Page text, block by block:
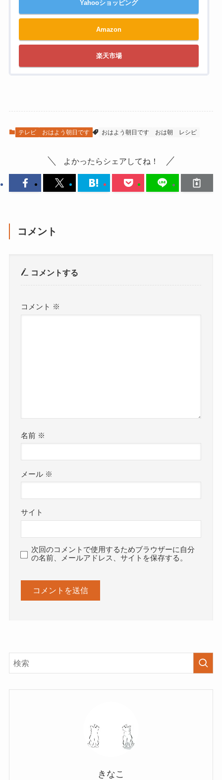
Yahooショッピング
Amazon
楽天市場
テレビ おはよう朝日です おはよう朝日です おは朝 レシピ
よかったらシェアしてね！
コメント
コメントする
コメント ※
名前 ※
メール ※
サイト
次回のコメントで使用するためブラウザーに自分
の名前、メールアドレス、サイトを保存する。
きなこ